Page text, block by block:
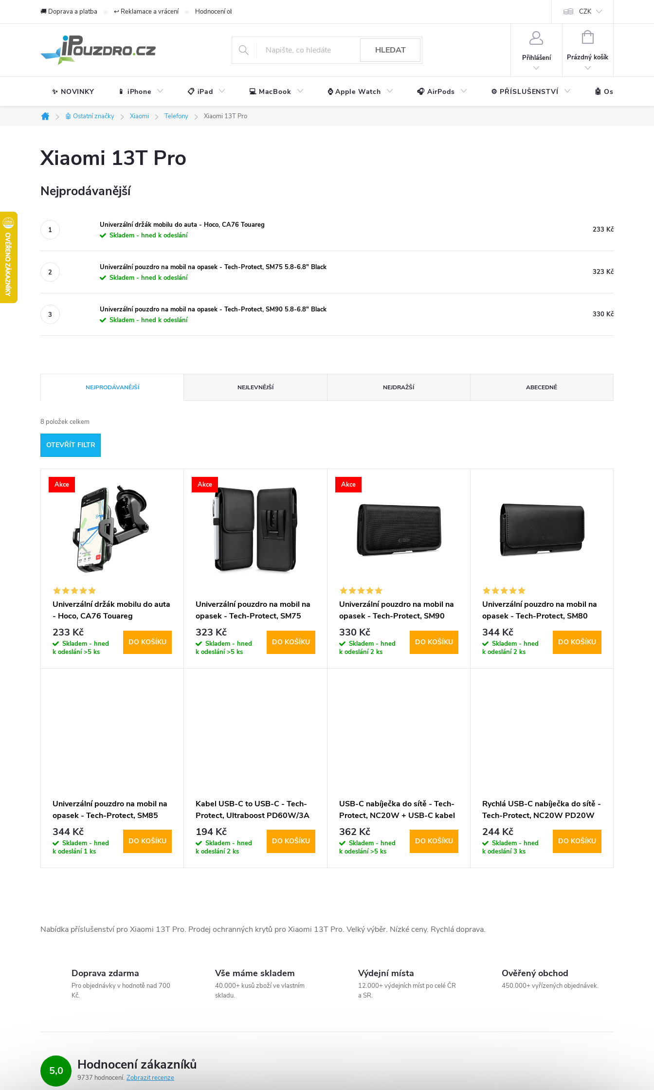
🚚 Doprava a platba ↩️ Reklamace a vrácení Hodnocení obchodu CZK
HLEDAT
Přihlášení
NÁKUPNÍ
Prázdný košík
✨ NOVINKY 📱 iPhone 📋 iPad 💻 MacBook ⌚ Apple Watch 🎧 AirPods ⚙️ PŘÍSLUŠENSTVÍ 🤖 Ostatní
Domů
🤖 Ostatní značky Xiaomi Telefony Xiaomi 13T Pro
Xiaomi 13T Pro
Nejprodávanější
Univerzální držák mobilu do auta - Hoco, CA76 Touareg
Skladem - hned k odeslání
233 Kč
Univerzální pouzdro na mobil na opasek - Tech-Protect, SM75 5.8-6.8" Black
Skladem - hned k odeslání
323 Kč
Univerzální pouzdro na mobil na opasek - Tech-Protect, SM90 5.8-6.8" Black
Skladem - hned k odeslání
330 Kč
a
z
e
n
t
NEJPRODÁVANĚJŠÍ NEJLEVNĚJŠÍ NEJDRAŽŠÍ ABECEDNĚ
8 položek celkem
OTEVŘÍT FILTR
V
d
Akce
Univerzální držák mobilu do auta
- Hoco, CA76 Touareg
233 Kč
Skladem - hned
k odeslání>5 ks
DO KOŠÍKU
Akce
Univerzální pouzdro na mobil na
opasek - Tech-Protect, SM75
5.8-6.8" Black
323 Kč
Skladem - hned
k odeslání>5 ks
DO KOŠÍKU
Akce
Univerzální pouzdro na mobil na
opasek - Tech-Protect, SM90
5.8-6.8" Black
330 Kč
Skladem - hned
k odeslání2 ks
DO KOŠÍKU
Univerzální pouzdro na mobil na
opasek - Tech-Protect, SM80
5.8-6.8" Black
344 Kč
Skladem - hned
k odeslání2 ks
DO KOŠÍKU
Univerzální pouzdro na mobil na
opasek - Tech-Protect, SM85
5.8-6.8" Black
344 Kč
Skladem - hned
k odeslání 1 ks
DO KOŠÍKU
Kabel USB-C to USB-C - Tech-
Protect, Ultraboost PD60W/3A
White 100cm
194 Kč
Skladem - hned
k odeslání2 ks
DO KOŠÍKU
USB-C nabíječka do sítě - Tech-
Protect, NC20W + USB-C kabel
362 Kč
Skladem - hned
k odeslání>5 ks
DO KOŠÍKU
Rychlá USB-C nabíječka do sítě -
Tech-Protect, NC20W PD20W
White
244 Kč
Skladem - hned
k odeslání3 ks
DO KOŠÍKU
v
p
r
Nabídka příslušenství pro Xiaomi 13T Pro. Prodej ochranných krytů pro Xiaomi 13T Pro. Velký výběr. Nízké ceny. Rychlá doprava.
Doprava zdarma
Pro objednávky v hodnotě nad 700
Kč.
Vše máme skladem
40.000+ kusů zboží ve vlastním
skladu.
Výdejní místa
12.000+ výdejních míst po celé ČR
a SR.
Ověřený obchod
450.000+ vyřízených objednávek.
5,0 Hodnocení zákazníků
9737 hodnocení Zobrazit recenze